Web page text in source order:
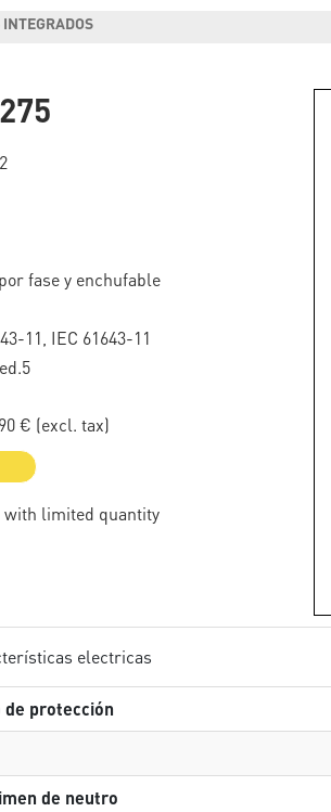
fase y enchufable
11, IEC 61643-11
€ (excl. tax)
with limited quantity
electricas
de protección
de neutro